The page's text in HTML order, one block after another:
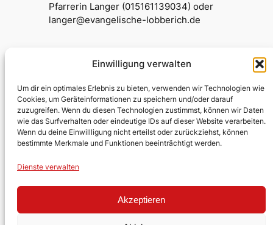
Einwilligung verwalten
Um dir ein optimales Erlebnis zu bieten, verwenden wir Technologien wie
Cookies, um Geräteinformationen zu speichern und/oder darauf
zuzugreifen. Wenn du diesen Technologien zustimmst, können wir Daten
wie das Surfverhalten oder eindeutige IDs auf dieser Website verarbeiten.
Wenn du deine Einwillligung nicht erteilst oder zurückziehst, können
bestimmte Merkmale und Funktionen beeinträchtigt werden.
Dienste verwalten
Akzeptieren
Pfarrerin Langer (015161139034) oder
langer@evangelische-lobberich.de
Testumgebung Kirche
Evangelische Kirchengemeinde
Lobberich/Hinsbeck
Über uns
Kontakt
Ehrenamt
Datenschutz
Facebook